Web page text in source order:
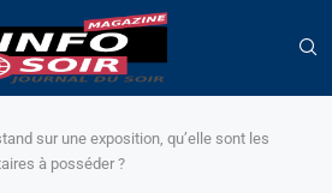
sur une exposition, qu’elle sont les
à posséder ?